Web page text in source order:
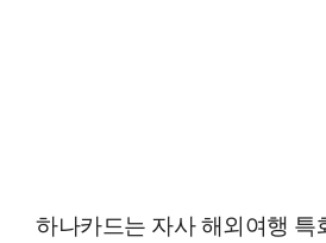
하나카드는 자사 해외여행 특